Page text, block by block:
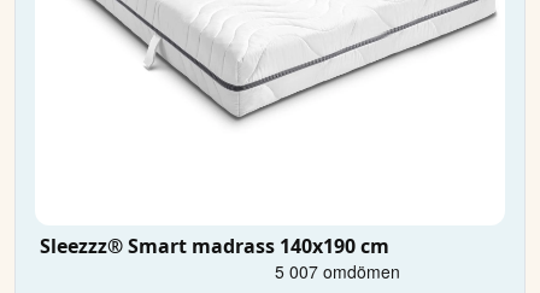
Sleezzz® Smart madrass 140x190 cm